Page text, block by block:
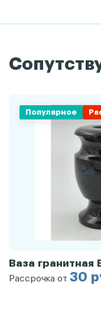
Популярное
Ваза гранитная
Рассрочка от 30